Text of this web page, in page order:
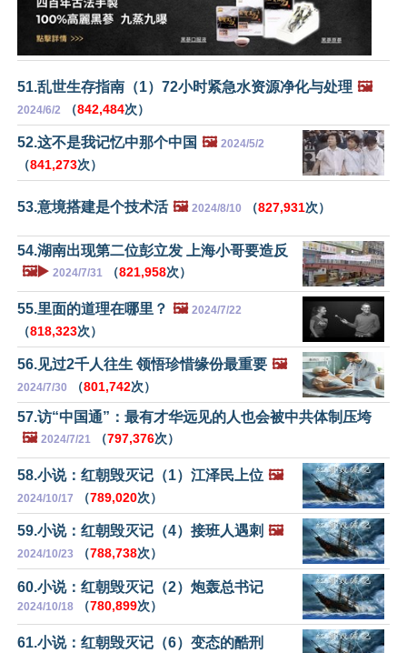
51.乱世生存指南（1）72小时紧急水资源净化与处理 🖼️
2024/6/2 （842,484次）
52.这不是我记忆中那个中国 🖼️ 2024/5/2
（841,273次）
53.意境搭建是个技术活 🖼️ 2024/8/10 （827,931次）
54.湖南出现第二位彭立发 上海小哥要造反
🖼️▶️ 2024/7/31 （821,958次）
55.里面的道理在哪里？ 🖼️ 2024/7/22
（818,323次）
56.见过2千人往生 领悟珍惜缘份最重要 🖼️
2024/7/30 （801,742次）
57.访“中国通”：最有才华远见的人也会被中共体制压垮
🖼️ 2024/7/21 （797,376次）
58.小说：红朝毁灭记（1）江泽民上位 🖼️
2024/10/17 （789,020次）
59.小说：红朝毁灭记（4）接班人遇刺 🖼️
2024/10/23 （788,738次）
60.小说：红朝毁灭记（2）炮轰总书记
2024/10/18 （780,899次）
61.小说：红朝毁灭记（6）变态的酷刑